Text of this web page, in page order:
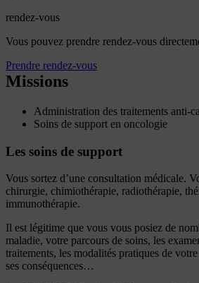
rendez-vous
Vous pouvez prendre rendez-vous
Prendre rendez-vous
Missions
Administration des traitements anti-
Soins de support en oncologie
Les soins de support
Vous sortez d’une consultation médicale.
chirurgie, chimiothérapie, radiothérapie,
immunothérapie.
Il est légitime que vous vous posiez de
maladie, votre parcours de soins, les
traitements, les modalités pratiques de
ses conséquences…